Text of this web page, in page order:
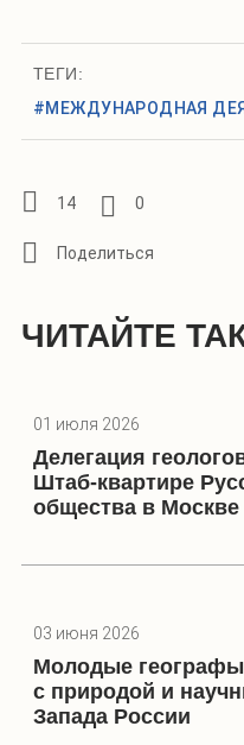
ТЕГИ:
#МЕЖДУНАРОДНАЯ
14 0
ЧИТАЙТЕ
01 июля 2026
Делегация
Штаб-квартире
общества в Москве
03 июня 2026
Молодые
с природой и
Запада России